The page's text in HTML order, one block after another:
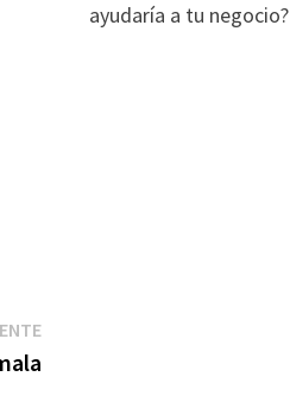
Entrada
siguiente:
ayudaría a tu negocio?